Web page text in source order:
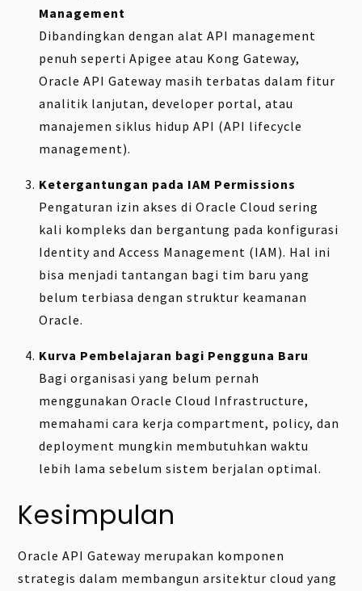
Management
Dibandingkan dengan alat API management
penuh seperti Apigee atau Kong Gateway,
Oracle API Gateway masih terbatas dalam fitur
analitik lanjutan, developer portal, atau
manajemen siklus hidup API (API lifecycle
management).
Ketergantungan pada IAM Permissions
Pengaturan izin akses di Oracle Cloud sering
kali kompleks dan bergantung pada konfigurasi
Identity and Access Management (IAM). Hal ini
bisa menjadi tantangan bagi tim baru yang
belum terbiasa dengan struktur keamanan
Oracle.
Kurva Pembelajaran bagi Pengguna Baru
Bagi organisasi yang belum pernah
menggunakan Oracle Cloud Infrastructure,
memahami cara kerja compartment, policy, dan
deployment mungkin membutuhkan waktu
lebih lama sebelum sistem berjalan optimal.
Kesimpulan
Oracle API Gateway merupakan komponen
strategis dalam membangun arsitektur cloud yang